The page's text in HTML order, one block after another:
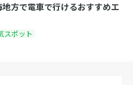
方で電車で行けるおすすめエ
スポット